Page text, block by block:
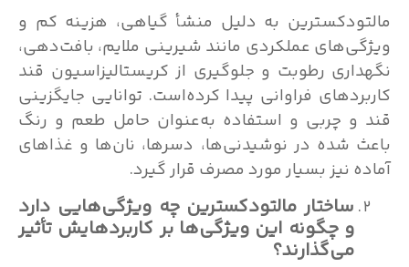
مالتودکسترین به دلیل منشأ گیاهی، هزینه کم و
ویژگی‌های عملکردی مانند شیرینی ملایم، بافت‌دهی،
نگهداری رطوبت و جلوگیری از کریستالیزاسیون قند
کاربرد‌های فراوانی پیدا کرده‌است. توانایی جایگزینی
قند و چربی و استفاده به‌عنوان حامل طعم و رنگ
باعث شده در نوشیدنی‌ها، دسرها، نان‌ها و غذاهای
آماده نیز بسیار مورد مصرف قرار گیرد.
ساختار مالتودکسترین چه ویژگی‌هایی دارد
و چگونه این ویژگی‌ها بر کاربردهایش تأثیر
می‌گذارند؟